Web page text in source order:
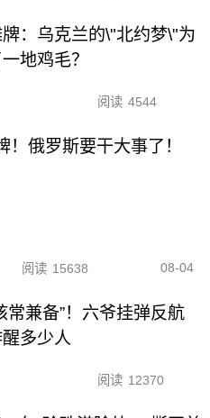
：乌克兰的\"北约梦\"为
地鸡毛？
阅读 4544
！俄罗斯要干大事了！
阅读 15638 08-04
常兼备”！六爷挂弹反航
多少人
阅读 12370